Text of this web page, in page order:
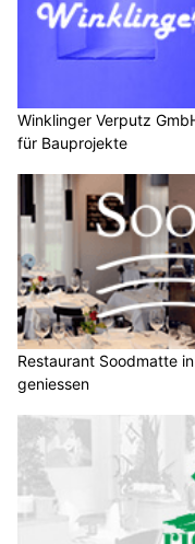
Winklinger Verputz
für Bauprojekte
Restaurant Soodmatte
geniessen